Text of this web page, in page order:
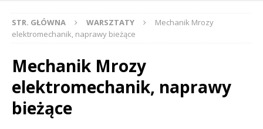
STR. GŁÓWNA WARSZTATY
Mechanik Mrozy
elektromechanik, naprawy bieżące
Mechanik Mrozy
elektromechanik, naprawy
bieżące